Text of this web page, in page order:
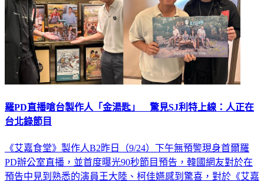
羅PD直播嗆台製作人「金湯匙」 驚見SJ利特上線：人正在
台北錄節目
《艾嘉食堂》製作人B2昨日（9/24）下午無預警現身首爾羅
PD辦公室直播，並首度曝光90秒節目預告，韓國網友對於在
預告中見到熟悉的演員王大陸、柯佳嬿感到驚喜，對於《艾嘉